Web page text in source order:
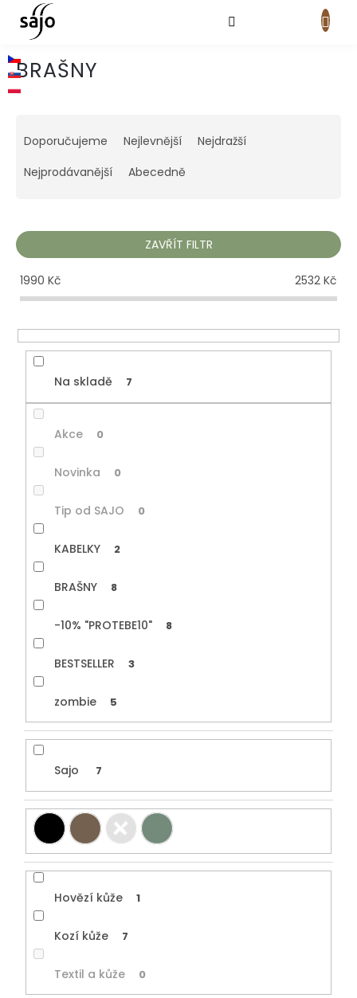
obsah
BRAŠNY
a
e
p
r
o
d
u
t
Doporučujeme Nejlevnější
Nejdražší
Nejprodávanější
Abecedně
ZAVŘÍT FILTR
1990 Kč 2532 Kč
Na skladě 7
Akce 0
Novinka 0
Tip od SAJO 0
KABELKY 2
BRAŠNY 8
-10% "PROTEBE10" 8
BESTSELLER 3
zombie 5
Sajo 7
Hovězí kůže 1
Kozí kůže 7
Textil a kůže 0